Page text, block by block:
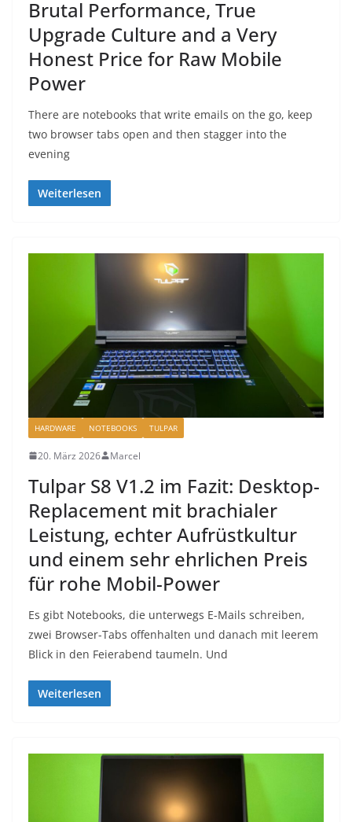
Brutal Performance, True
Upgrade Culture and a Very
Honest Price for Raw Mobile
Power
There are notebooks that write emails on the go, keep
two browser tabs open and then stagger into the
evening
Weiterlesen
HARDWARE NOTEBOOKS TULPAR
20. März 2026 Marcel
Tulpar S8 V1.2 im Fazit: Desktop-
Replacement mit brachialer
Leistung, echter Aufrüstkultur
und einem sehr ehrlichen Preis
für rohe Mobil-Power
Es gibt Notebooks, die unterwegs E-Mails schreiben,
zwei Browser-Tabs offenhalten und danach mit leerem
Blick in den Feierabend taumeln. Und
Weiterlesen